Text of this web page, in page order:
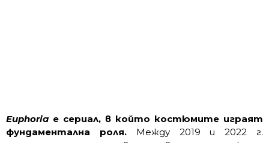
Euphoria е сериал, в който костюмите играят
фундаментална роля.Между 2019 и 2022 г.